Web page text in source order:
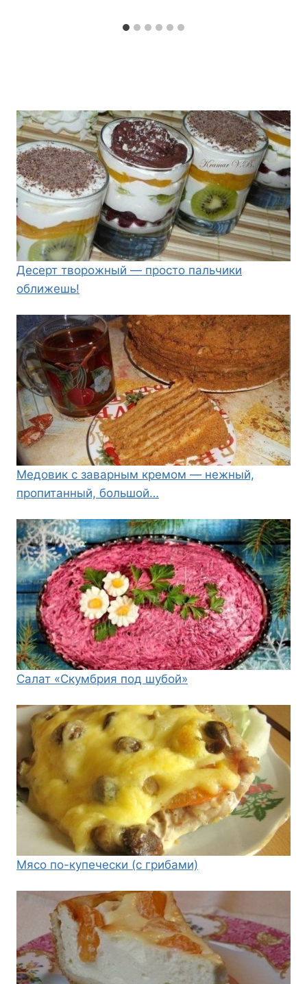
Десерт творожный — просто пальчики
оближешь!
Медовик с заварным кремом — нежный,
пропитанный, большой…
Салат «Скумбрия под шубой»
Мясо по-купечески (с грибами)